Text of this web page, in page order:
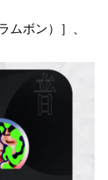
ムボン）］、